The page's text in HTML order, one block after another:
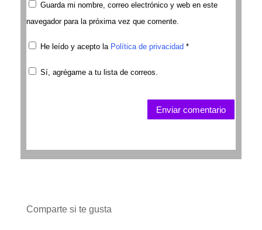
Guarda mi nombre, correo electrónico y web en este
navegador para la próxima vez que comente.
He leído y acepto la Política de privacidad *
Sí, agrégame a tu lista de correos.
Enviar comentario
Comparte si te gusta